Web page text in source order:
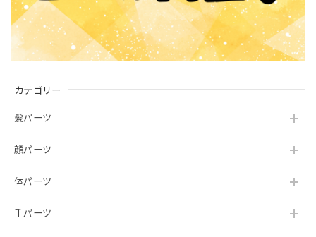
カテゴリー
髪パーツ
顔パーツ
体パーツ
手パーツ